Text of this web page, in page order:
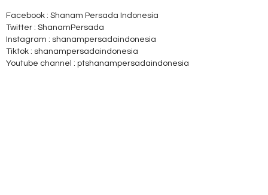
Facebook : Shanam Persada Indonesia
Twitter : ShanamPersada
Instagram : shanampersadaindonesia
Tiktok : shanampersadaindonesia
Youtube channel : ptshanampersadaindonesia